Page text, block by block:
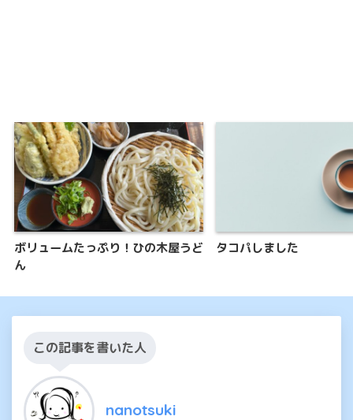
ボリュームたっぷり！ひの木屋うど
ん
タコパしました
この記事を書いた人
nanotsuki